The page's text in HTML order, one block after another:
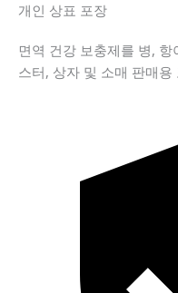
개인 상표 포장
면역 건강 보충제를 병,
스터, 상자 및 소매 판매